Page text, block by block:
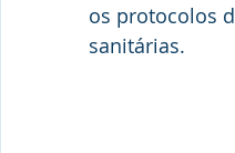
os protocolos
sanitárias.